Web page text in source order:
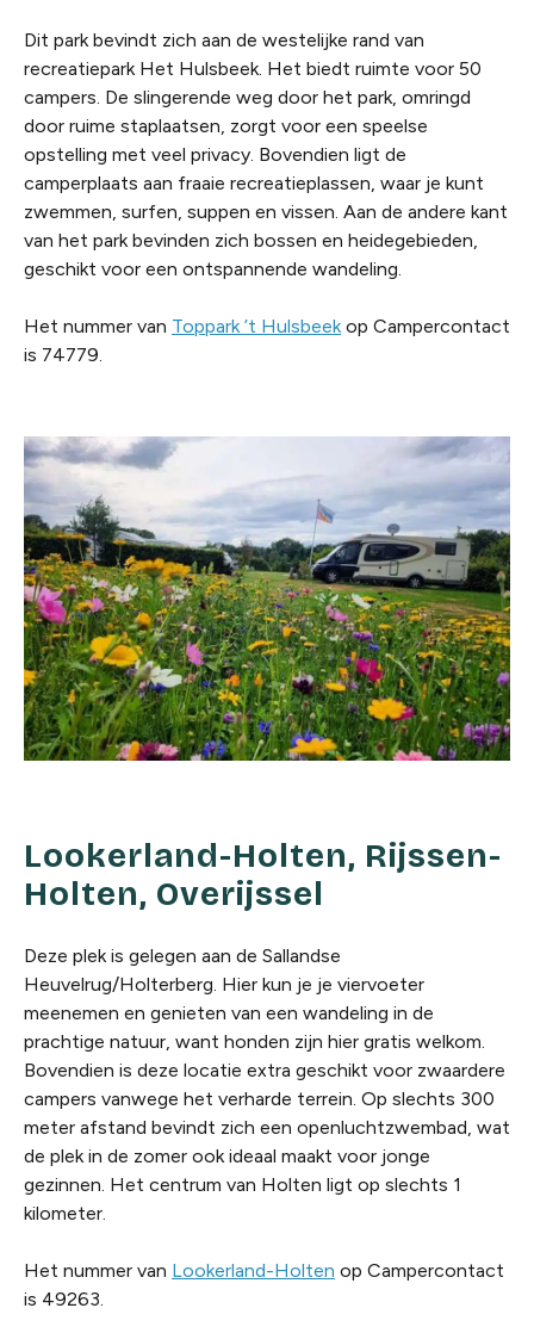
Dit park bevindt zich aan de westelijke rand van
recreatiepark Het Hulsbeek. Het biedt ruimte voor 50
campers. De slingerende weg door het park, omringd
door ruime staplaatsen, zorgt voor een speelse
opstelling met veel privacy. Bovendien ligt de
camperplaats aan fraaie recreatieplassen, waar je kunt
zwemmen, surfen, suppen en vissen. Aan de andere kant
van het park bevinden zich bossen en heidegebieden,
geschikt voor een ontspannende wandeling.
Het nummer van Toppark ’t Hulsbeekop Campercontact
is 74779.
Lookerland-Holten, Rijssen-
Holten, Overijssel
Deze plek is gelegen aan de Sallandse
Heuvelrug/Holterberg. Hier kun je je viervoeter
meenemen en genieten van een wandeling in de
prachtige natuur, want honden zijn hier gratis welkom.
Bovendien is deze locatie extra geschikt voor zwaardere
campers vanwege het verharde terrein. Op slechts 300
meter afstand bevindt zich een openluchtzwembad, wat
de plek in de zomer ook ideaal maakt voor jonge
gezinnen. Het centrum van Holten ligt op slechts 1
kilometer.
Het nummer van Lookerland-Holten op Campercontact
is 49263.